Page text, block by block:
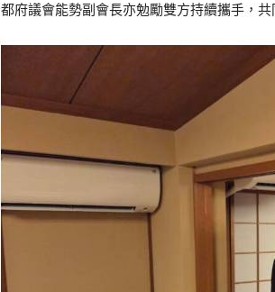
都府議會能勢副會長亦勉勵雙方持續攜手，共